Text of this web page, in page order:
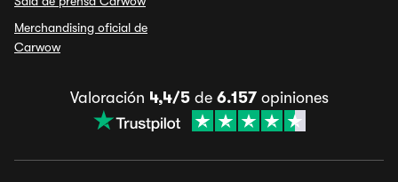
Merchandising oficial de
Carwow
Valoración 4,4/5de 6.157opiniones